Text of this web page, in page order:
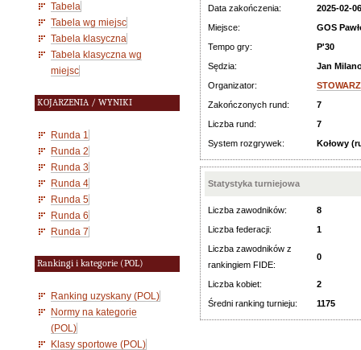
Tabela
Tabela wg miejsc
Tabela klasyczna
Tabela klasyczna wg
miejsc
KOJARZENIA / WYNIKI
Runda 1
Runda 2
Runda 3
Runda 4
Runda 5
Runda 6
Runda 7
Rankingi i kategorie (POL)
Ranking uzyskany (POL)
Normy na kategorie
(POL)
Klasy sportowe (POL)
Data zakończenia:
2025-02-06
Miejsce:
GOS
Tempo gry:
P'30
Sędzia:
Jan
Organizator:
Zakończonych rund:
7
Liczba rund:
7
System rozgrywek:
Kołowy
Statystyka turniejowa
Liczba zawodników:
8
Liczba federacji:
1
Liczba zawodników z
rankingiem FIDE:
0
Liczba kobiet:
2
Średni ranking turnieju:
1175